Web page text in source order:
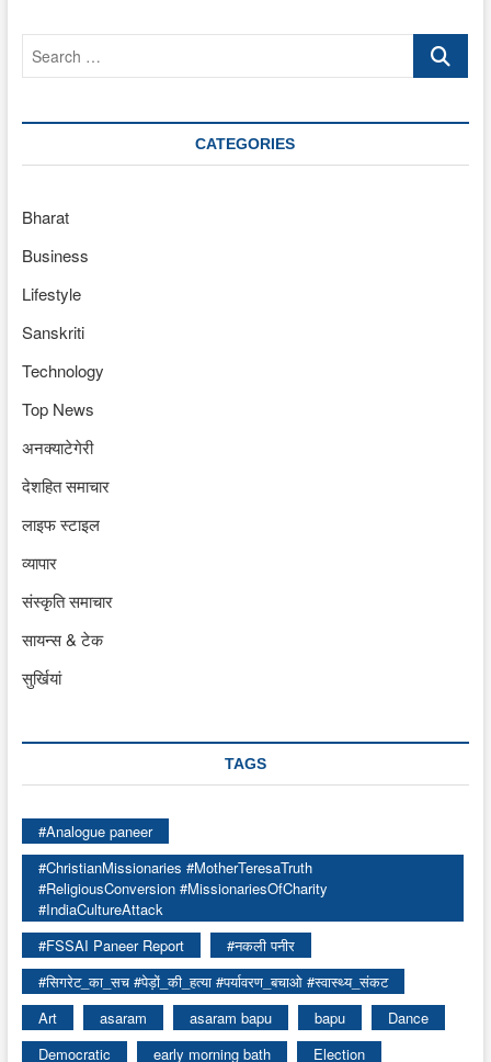
Search
CATEGORIES
Bharat
Business
Lifestyle
Sanskriti
Technology
Top News
अनक्याटेगेरी
देशहित समाचार
लाइफ स्टाइल
व्यापार
संस्कृति समाचार
सायन्स & टेक
सुर्खियां
TAGS
#Analogue paneer
#ChristianMissionaries #MotherTeresaTruth
#ReligiousConversion #MissionariesOfCharity
#IndiaCultureAttack
#FSSAI Paneer Report
#नकली पनीर
#सिगरेट_का_सच #पेड़ों_की_हत्या #पर्यावरण_बचाओ #स्वास्थ्य_संकट
Art
asaram asaram bapu bapu
Dance
Democratic
early morning bath
Election